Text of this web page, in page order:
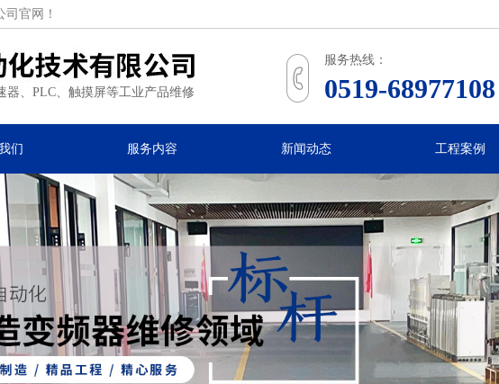
官网！
器、PLC、触摸屏等工业产品维修
化
技
术
有
限
公
服务热线：
0519-68977108
们 服务内容 新闻动态 工程案例